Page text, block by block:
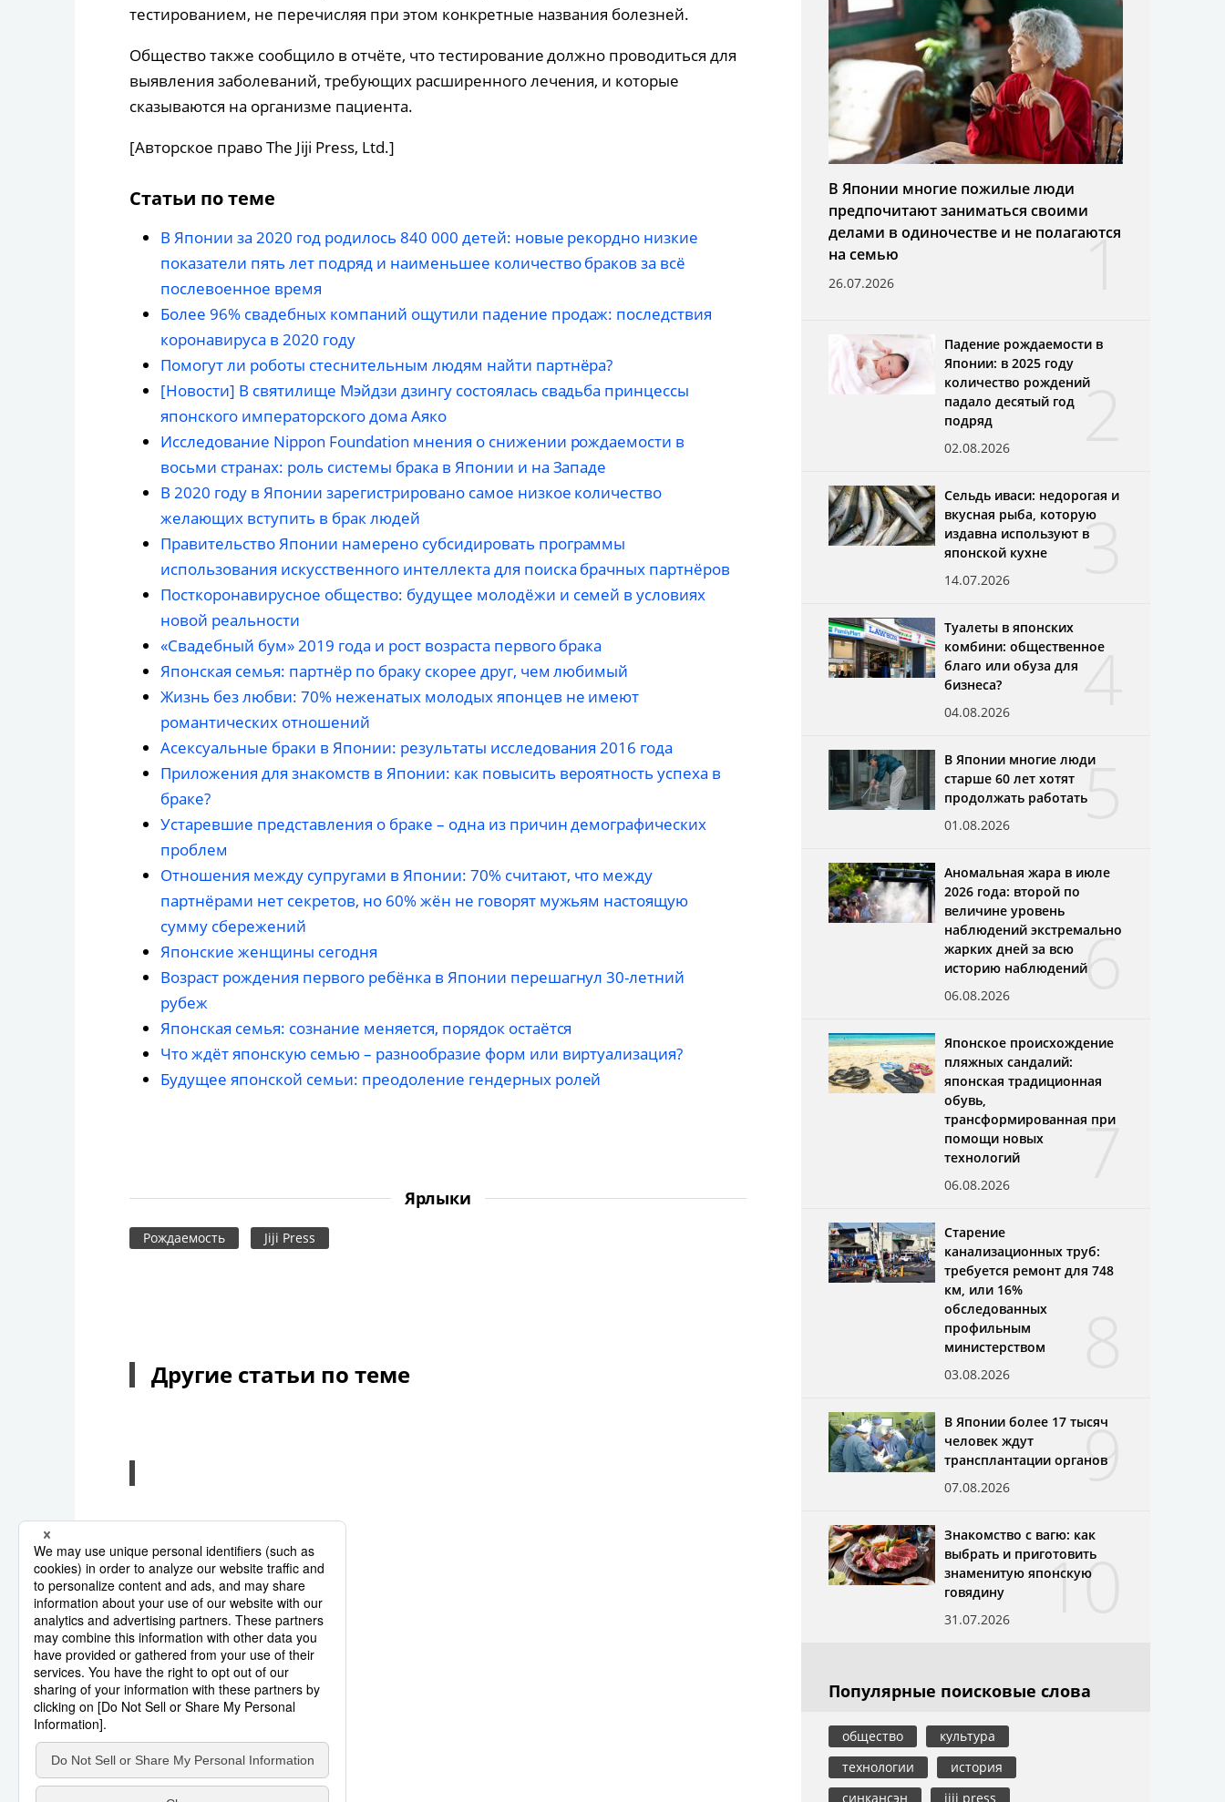
тестированием, не перечисляя при этом конкретные названия болезней.
Общество также сообщило в отчёте, что тестирование должно проводиться для
выявления заболеваний, требующих расширенного лечения, и которые
сказываются на организме пациента.
[Авторское право The Jiji Press, Ltd.]
Статьи по теме
В Японии за 2020 год родилось 840 000 детей: новые рекордно низкие
показатели пять лет подряд и наименьшее количество браков за всё
послевоенное время
Более 96% свадебных компаний ощутили падение продаж: последствия
коронавируса в 2020 году
Помогут ли роботы стеснительным людям найти партнёра?
[Новости] В святилище Мэйдзи дзингу состоялась свадьба принцессы
японского императорского дома Аяко
Исследование Nippon Foundation мнения о снижении рождаемости в
восьми странах: роль системы брака в Японии и на Западе
В 2020 году в Японии зарегистрировано самое низкое количество
желающих вступить в брак людей
Правительство Японии намерено субсидировать программы
использования искусственного интеллекта для поиска брачных партнёров
Посткоронавирусное общество: будущее молодёжи и семей в условиях
новой реальности
«Свадебный бум» 2019 года и рост возраста первого брака
Японская семья: партнёр по браку скорее друг, чем любимый
Жизнь без любви: 70% неженатых молодых японцев не имеют
романтических отношений
Асексуальные браки в Японии: результаты исследования 2016 года
Приложения для знакомств в Японии: как повысить вероятность успеха в
браке?
Устаревшие представления о браке – одна из причин демографических
проблем
Отношения между супругами в Японии: 70% считают, что между
партнёрами нет секретов, но 60% жён не говорят мужьям настоящую
сумму сбережений
Японские женщины сегодня
Возраст рождения первого ребёнка в Японии перешагнул 30-летний
рубеж
Японская семья: сознание меняется, порядок остаётся
Что ждёт японскую семью – разнообразие форм или виртуализация?
Будущее японской семьи: преодоление гендерных ролей
Ярлыки
Рождаемость Jiji Press
Другие статьи по теме
1
В Японии многие пожилые люди
предпочитают заниматься своими
делами в одиночестве и не полагаются
на семью
26.07.2026
2
Падение рождаемости в
Японии: в 2025 году
количество рождений
падало десятый год
подряд
02.08.2026
3
Сельдь иваси: недорогая и
вкусная рыба, которую
издавна используют в
японской кухне
14.07.2026
4
Туалеты в японских
комбини: общественное
благо или обуза для
бизнеса?
04.08.2026
5
В Японии многие люди
старше 60 лет хотят
продолжать работать
01.08.2026
6
Аномальная жара в июле
2026 года: второй по
величине уровень
наблюдений экстремально
жарких дней за всю
историю наблюдений
06.08.2026
7
Японское происхождение
пляжных сандалий:
японская традиционная
обувь,
трансформированная при
помощи новых
технологий
06.08.2026
Старение
канализационных труб:
требуется ремонт для 748
км, или 16%
обследованных
профильным
министерством
03.08.2026
9
В Японии более 17 тысяч
человек ждут
трансплантации органов
07.08.2026
10
Знакомство с вагю: как
выбрать и приготовить
знаменитую японскую
говядину
31.07.2026
Популярные поисковые слова
общество
культура
технологии
история
синкансэн
jiji press